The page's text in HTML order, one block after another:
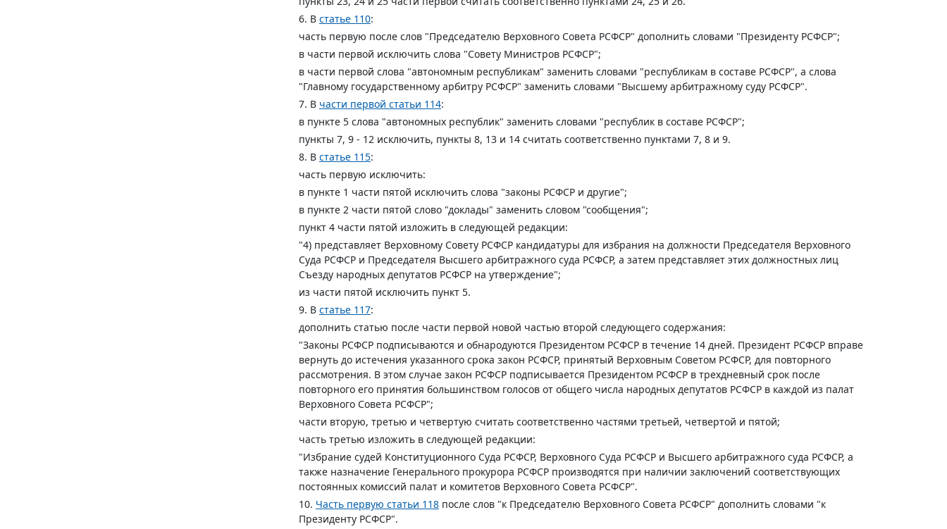
6. В статье 110:
часть первую после слов "Председателю Верховного Совета РСФСР" дополнить словами "Президенту РСФСР";
в части первой исключить слова "Совету Министров РСФСР";
в части первой слова "автономным республикам" заменить словами "республикам в составе РСФСР", а слова
"Главному государственному арбитру РСФСР" заменить словами "Высшему арбитражному суду РСФСР".
7. В части первой статьи 114:
в пункте 5 слова "автономных республик" заменить словами "республик в составе РСФСР";
пункты 7, 9 - 12 исключить, пункты 8, 13 и 14 считать соответственно пунктами 7, 8 и 9.
8. В статье 115:
часть первую исключить:
в пункте 1 части пятой исключить слова "законы РСФСР и другие";
в пункте 2 части пятой слово "доклады" заменить словом "сообщения";
пункт 4 части пятой изложить в следующей редакции:
"4) представляет Верховному Совету РСФСР кандидатуры для избрания на должности Председателя Верховного
Суда РСФСР и Председателя Высшего арбитражного суда РСФСР, а затем представляет этих должностных лиц
Съезду народных депутатов РСФСР на утверждение";
из части пятой исключить пункт 5.
9. В статье 117:
дополнить статью после части первой новой частью второй следующего содержания:
"Законы РСФСР подписываются и обнародуются Президентом РСФСР в течение 14 дней. Президент РСФСР вправе
вернуть до истечения указанного срока закон РСФСР, принятый Верховным Советом РСФСР, для повторного
рассмотрения. В этом случае закон РСФСР подписывается Президентом РСФСР в трехдневный срок после
повторного его принятия большинством голосов от общего числа народных депутатов РСФСР в каждой из палат
Верховного Совета РСФСР";
части вторую, третью и четвертую считать соответственно частями третьей, четвертой и пятой;
часть третью изложить в следующей редакции:
"Избрание судей Конституционного Суда РСФСР, Верховного Суда РСФСР и Высшего арбитражного суда РСФСР, а
также назначение Генерального прокурора РСФСР производятся при наличии заключений соответствующих
постоянных комиссий палат и комитетов Верховного Совета РСФСР".
10. Часть первую статьи 118 после слов "к Председателю Верховного Совета РСФСР" дополнить словами "к
Президенту РСФСР".